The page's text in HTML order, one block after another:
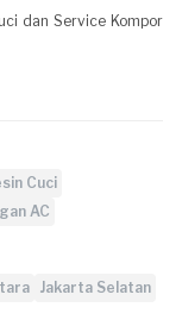
dan Service Kompor
Cuci
AC
Jakarta Selatan